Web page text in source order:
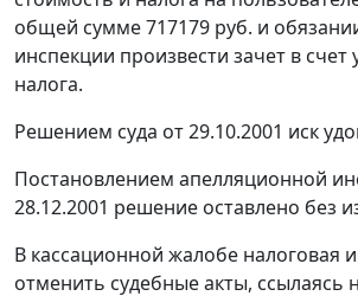
общей сумме 717179 руб. и
инспекции произвести зачет в счет
налога.
Решением суда от 29.10.2001 иск
Постановлением апелляционной
28.12.2001 решение оставлено без
В кассационной жалобе налоговая
отменить судебные акты, ссылаясь